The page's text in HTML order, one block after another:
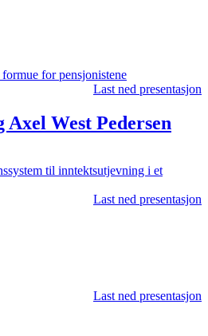
for pensjonistene
Last ned presentasjon
West Pedersen
til inntektsutjevning i et
Last ned presentasjon
Last ned presentasjon